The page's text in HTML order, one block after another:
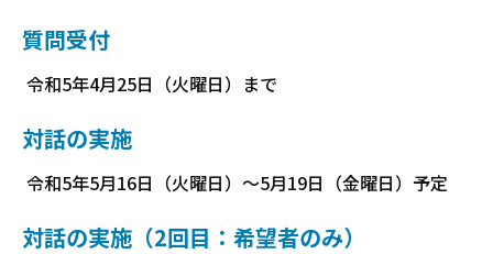
質問受付
令和5年4月25日（火曜日）まで
対話の実施
令和5年5月16日（火曜日）～5月19日（金曜日）予定
対話の実施（2回目：希望者のみ）